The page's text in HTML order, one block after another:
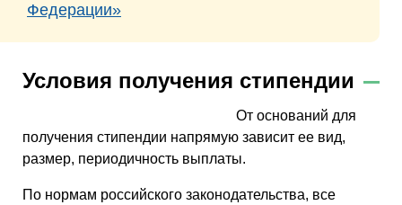
Федерации»
Условия получения стипендии
От оснований для
получения стипендии напрямую зависит ее вид,
размер, периодичность выплаты.
По нормам российского законодательства, все